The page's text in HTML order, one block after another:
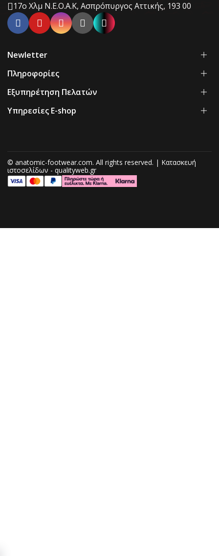
17ο Χλμ Ν.Ε.Ο.Α.Κ, Ασπρόπυργος Αττικής, 193 00
Newletter
Πληροφορίες
Εξυπηρέτηση Πελατών
Υπηρεσίες E-shop
© anatomic-footwear.com. All rights reserved. | Κατασκευή
ιστοσελίδων - qualityweb.gr